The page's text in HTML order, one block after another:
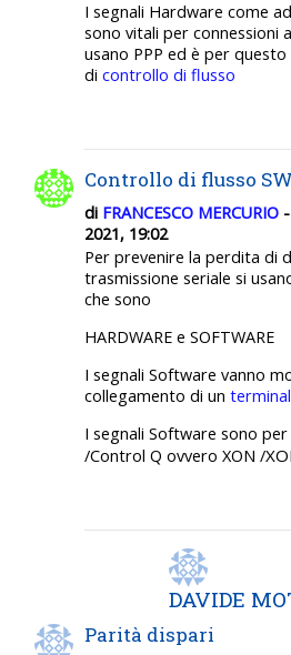
I segnali Hardware come
sono vitali per connessioni
usano PPP ed è per
di controllo di flusso
Controllo di flusso SW
di FRANCESCO MERCURIO
2021, 19:02
Per prevenire la perdita di
trasmissione seriale si
che sono
HARDWARE e SOFTWARE
I segnali Software vanno
collegamento di un
I segnali Software sono
/Control Q ovvero XON /
DAVIDE
Parità dispari